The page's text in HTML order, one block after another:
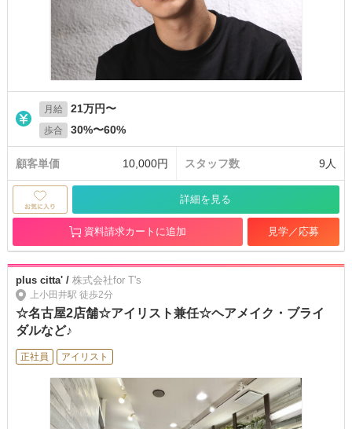
月給 21万円〜
歩合 30%〜60%
顧客単価 10,000円 スタッフ数 9人
詳細を見る
資料請求カートに追加 見学／応募
plus citta' / 株式会社for T's
上小田井駅 徒歩2分
☆名古屋2店舗☆アイリスト兼任☆ヘアメイク・ブライ
ダルなど♪
正社員 アイリスト